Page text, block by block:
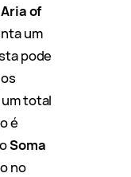
of
um
pode
total
é
Soma
no